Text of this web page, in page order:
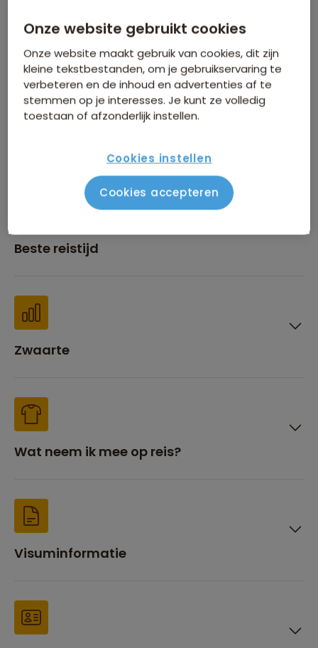
Inbegrepen in de reissom
Beste reistijd
Zwaarte
Wat neem ik mee op reis?
Visuminformatie
Onze website gebruikt cookies
Onze website maakt gebruik van cookies, dit zijn
kleine tekstbestanden, om je gebruikservaring te
verbeteren en de inhoud en advertenties af te
stemmen op je interesses. Je kunt ze volledig
toestaan of afzonderlijk instellen.
Cookies instellen
Cookies accepteren